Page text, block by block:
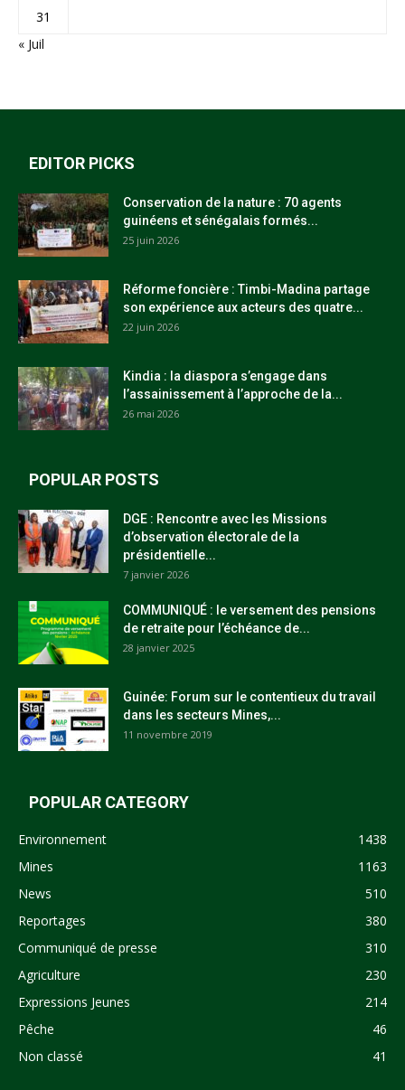
31
« Juil
EDITOR PICKS
Conservation de la nature : 70 agents
guinéens et sénégalais formés...
25 juin 2026
Réforme foncière : Timbi-Madina partage
son expérience aux acteurs des quatre...
22 juin 2026
Kindia : la diaspora s’engage dans
l’assainissement à l’approche de la...
26 mai 2026
POPULAR POSTS
DGE : Rencontre avec les Missions
d’observation électorale de la
présidentielle...
7 janvier 2026
COMMUNIQUÉ : le versement des pensions
de retraite pour l’échéance de...
28 janvier 2025
Guinée: Forum sur le contentieux du travail
dans les secteurs Mines,...
11 novembre 2019
POPULAR CATEGORY
Environnement
1438
Mines
1163
News
510
Reportages
380
Communiqué de presse
310
Agriculture
230
Expressions Jeunes
214
Pêche
46
Non classé
41